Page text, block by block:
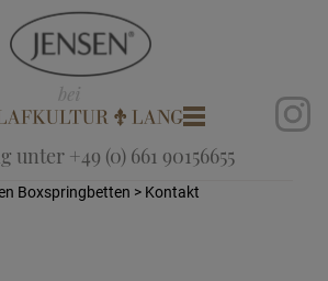
unter +49 (0) 661 90156655
Boxspringbetten > Kontakt